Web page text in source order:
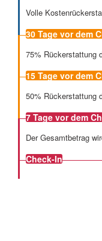
Volle
30 Tage vor dem
75% Rückerstattung
15 Tage vor dem
50% Rückerstattung
7 Tage vor dem
Der Gesamtbetrag
Check-In